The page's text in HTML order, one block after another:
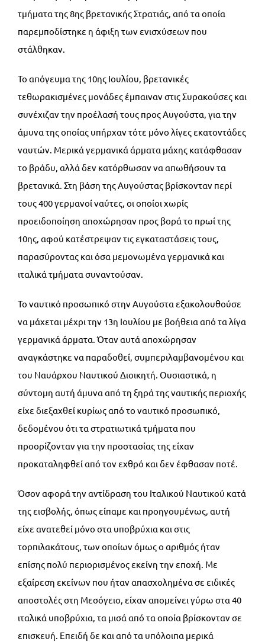
τμήματα της 8ης βρετανικής Στρατιάς, από τα οποία
παρεμποδίστηκε η άφιξη των ενισχύσεων που
στάλθηκαν.
Το απόγευμα της 10ης Ιουλίου, βρετανικές
τεθωρακισμένες μονάδες έμπαιναν στις Συρακούσες και
συνέχιζαν την προέλασή τους προς Αυγούστα, για την
άμυνα της οποίας υπήρχαν τότε μόνο λίγες εκατοντάδες
ναυτών. Μερικά γερμανικά άρματα μάχης κατάφθασαν
το βράδυ, αλλά δεν κατόρθωσαν να απωθήσουν τα
βρετανικά. Στη βάση της Αυγούστας βρίσκονταν περί
τους 400 γερμανοί ναύτες, οι οποίοι χωρίς
προειδοποίηση αποχώρησαν προς βορά το πρωί της
10ης, αφού κατέστρεψαν τις εγκαταστάσεις τους,
παρασύροντας και όσα μεμονωμένα γερμανικά και
ιταλικά τμήματα συναντούσαν.
Το ναυτικό προσωπικό στην Αυγούστα εξακολουθούσε
να μάχεται μέχρι την 13η Ιουλίου με βοήθεια από τα λίγα
γερμανικά άρματα. Όταν αυτά αποχώρησαν
αναγκάστηκε να παραδοθεί, συμπεριλαμβανομένου και
του Ναυάρχου Ναυτικού Διοικητή. Ουσιαστικά, η
σύντομη αυτή άμυνα από τη ξηρά της ναυτικής περιοχής
είχε διεξαχθεί κυρίως από το ναυτικό προσωπικό,
δεδομένου ότι τα στρατιωτικά τμήματα που
προορίζονταν για την προστασίας της είχαν
προκαταληφθεί από τον εχθρό και δεν έφθασαν ποτέ.
Όσον αφορά την αντίδραση του Ιταλικού Ναυτικού κατά
της εισβολής, όπως είπαμε και προηγουμένως, αυτή
είχε ανατεθεί μόνο στα υποβρύχια και στις
τορπιλακάτους, των οποίων όμως ο αριθμός ήταν
επίσης πολύ περιορισμένος εκείνη την εποχή. Με
εξαίρεση εκείνων που ήταν απασχολημένα σε ειδικές
αποστολές στη Μεσόγειο, είχαν απομείνει γύρω στα 40
ιταλικά υποβρύχια, τα μισά από τα οποία βρίσκονταν σε
επισκευή. Επειδή δε και από τα υπόλοιπα μερικά